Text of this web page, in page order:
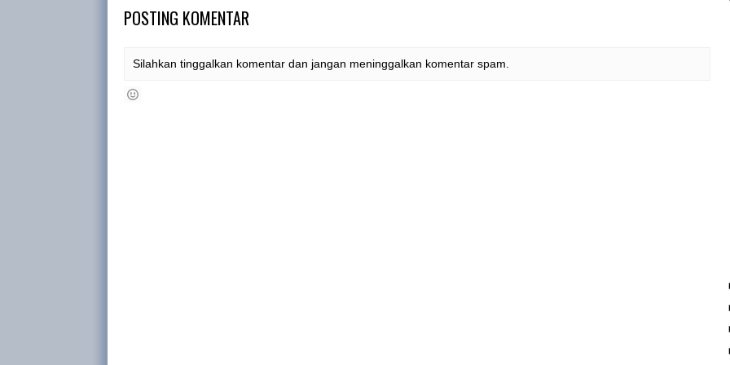
POSTING KOMENTAR
Silahkan tinggalkan komentar dan jangan meninggalkan komentar spam.